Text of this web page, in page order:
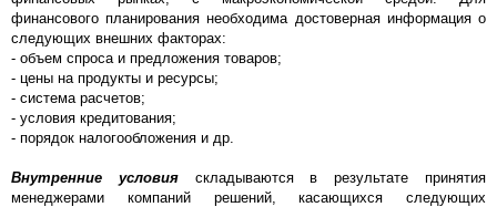
финансового планирования необходима достоверная информация о
следующих внешних факторах:
- объем спроса и предложения товаров;
- цены на продукты и ресурсы;
- система расчетов;
- условия кредитования;
- порядок налогообложения и др.
Внутренние условия складываются в результате принятия
менеджерами компаний решений, касающихся следующих